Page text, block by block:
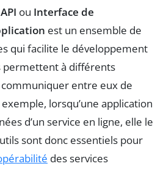
API ou Interface de
est un ensemble de
qui facilite le développement
permettent à différents
entre eux de
lorsqu’une application
d’un service en ligne, elle le
sont donc essentiels pour
des services